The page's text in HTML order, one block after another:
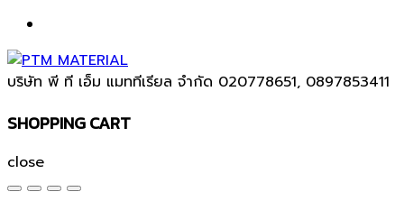
บริษัท พี ที เอ็ม แมททีเรียล จำกัด 020778651, 0897853411
SHOPPING CART
close